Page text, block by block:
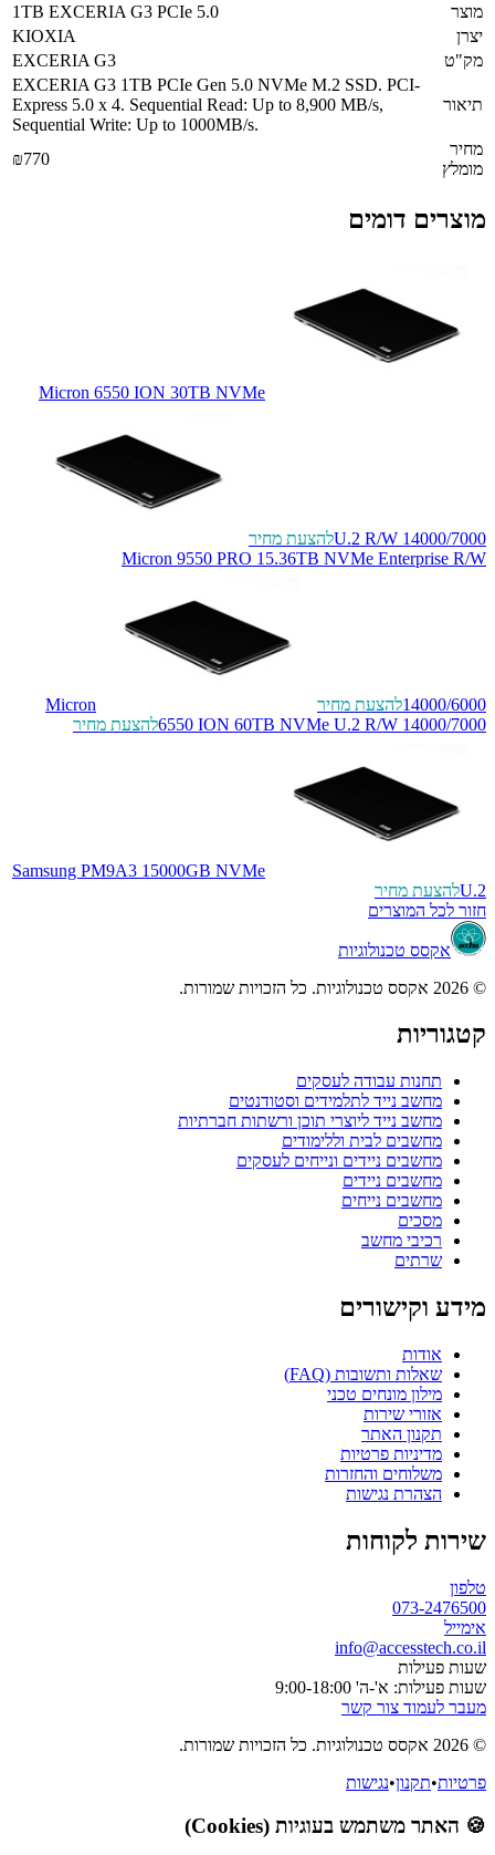
מוצר
1TB EXCERIA G3 PCIe 5.0
יצרן
KIOXIA
מק"ט
EXCERIA G3
תיאור
EXCERIA G3 1TB PCIe Gen 5.0 NVMe M.2 SSD. PCI-
Express 5.0 x 4. Sequential Read: Up to 8,900 MB/s,
Sequential Write: Up to 1000MB/s.
מחיר
מומלץ
₪770
מוצרים דומים
Micron 6550 ION 30TB NVMe
U.2 R/W 14000/7000להצעת מחיר
Micron 9550 PRO 15.36TB NVMe Enterprise R/W
14000/6000להצעת מחיר
Micron
6550 ION 60TB NVMe U.2 R/W 14000/7000להצעת מחיר
Samsung PM9A3 15000GB NVMe
U.2להצעת מחיר
חזור לכל המוצרים
אקסס טכנולוגיות
© 2026 אקסס טכנולוגיות. כל הזכויות שמורות.
קטגוריות
תחנות עבודה לעסקים
מחשב נייד לתלמידים וסטודנטים
מחשב נייד ליוצרי תוכן ורשתות חברתיות
מחשבים לבית וללימודים
מחשבים ניידים ונייחים לעסקים
מחשבים ניידים
מחשבים נייחים
מסכים
רכיבי מחשב
שרתים
מידע וקישורים
אודות
שאלות ותשובות (FAQ)
מילון מונחים טכני
אזורי שירות
תקנון האתר
מדיניות פרטיות
משלוחים והחזרות
הצהרת נגישות
שירות לקוחות
טלפון
073-2476500
אימייל
info@accesstech.co.il
שעות פעילות
שעות פעילות: א'-ה' 9:00-18:00
מעבר לעמוד צור קשר
© 2026 אקסס טכנולוגיות. כל הזכויות שמורות.
פרטיות•תקנון•נגישות
🍪 האתר משתמש בעוגיות (Cookies)